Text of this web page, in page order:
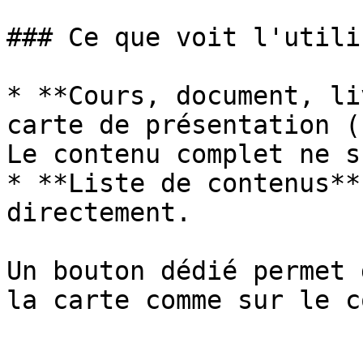
### Ce que voit
* **Cours, document,
carte de présentation
Le contenu complet
* **Liste de
directement.
Un bouton dédié
la carte comme sur le